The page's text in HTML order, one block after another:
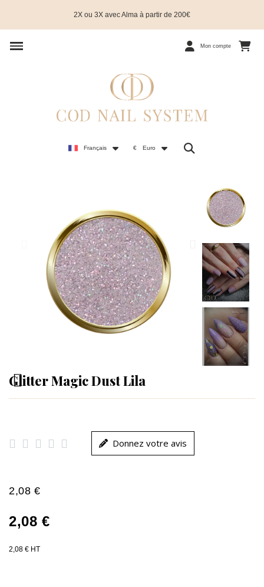
2X ou 3X avec Alma à partir de 200€
Mon compte
Français € Euro
Glitter Magic Dust Lila
     Donnez votre avis
2,08 €
2,08 €
2,08 € HT